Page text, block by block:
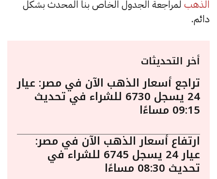
الذهب لمراجعة الجدول الخاص بنا المحدث بشكل
دائم.
أخر التحديثات
تراجع أسعار الذهب الآن في مصر: عيار
24 يسجل 6730 للشراء في تحديث
09:15 مساءًا
ارتفاع أسعار الذهب الآن في مصر:
عيار 24 يسجل 6745 للشراء في
تحديث 08:30 مساءًا